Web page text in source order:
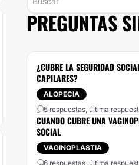
PREGUNTAS
¿CUBRE LA SEGURIDAD
CAPILARES?
ALOPECIA
5 respuestas, última
CUANDO CUBRE UNA
SOCIAL
VAGINOPLASTIA
6 respuestas, última